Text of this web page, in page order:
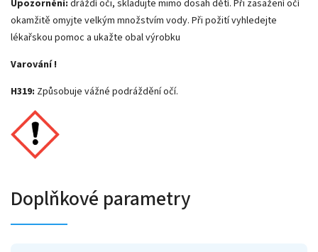
Upozornění: dráždí oči, skladujte mimo dosah dětí. Při zasažení očí
okamžitě omyjte velkým množstvím vody. Při požití vyhledejte
lékařskou pomoc a ukažte obal výrobku
Varování !
H319: Způsobuje vážné podráždění očí.
Doplňkové parametry